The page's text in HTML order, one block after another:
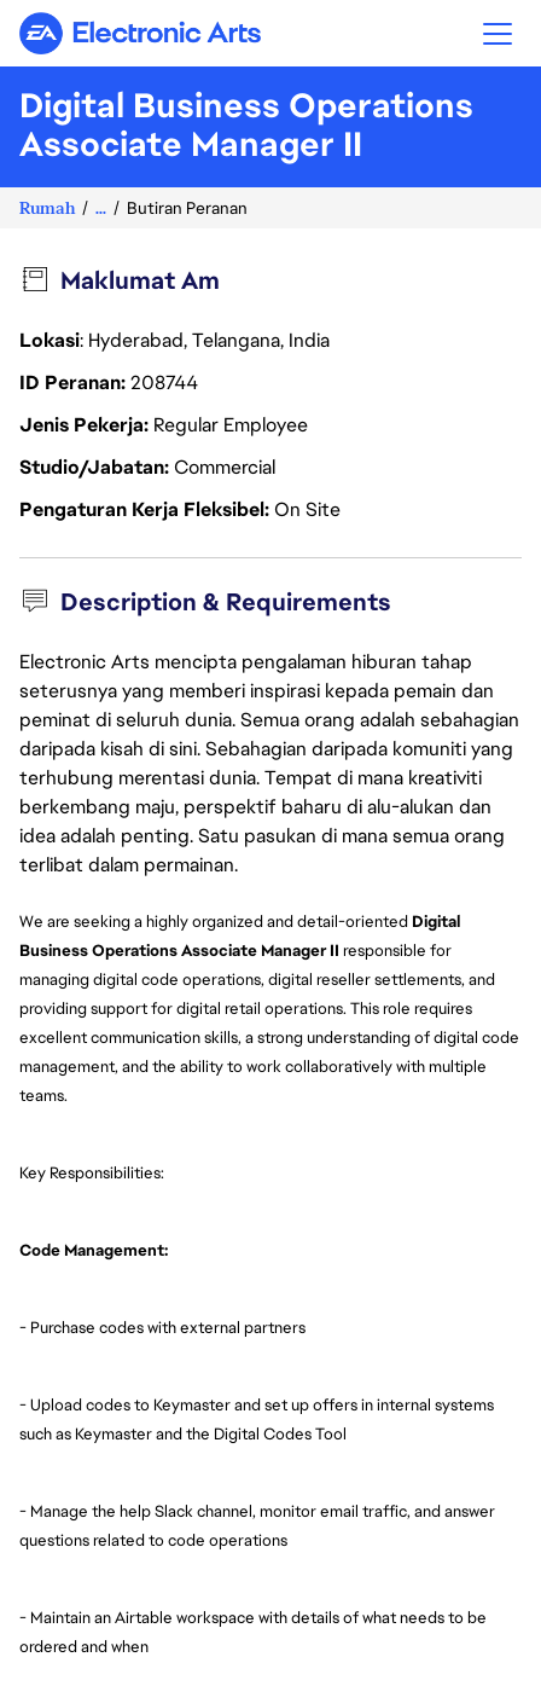
Electronic Arts
Digital Business Operations
Associate Manager II
Rumah ... Butiran Peranan
Maklumat Am
Lokasi: Hyderabad, Telangana, India
ID Peranan208744
Jenis Pekerja Regular Employee
Studio/JabatanCommercial
Pengaturan Kerja FleksibelOn Site
Description & Requirements
Electronic Arts mencipta pengalaman hiburan tahap
seterusnya yang memberi inspirasi kepada pemain dan
peminat di seluruh dunia. Semua orang adalah sebahagian
daripada kisah di sini. Sebahagian daripada komuniti yang
terhubung merentasi dunia. Tempat di mana kreativiti
berkembang maju, perspektif baharu di alu-alukan dan
idea adalah penting. Satu pasukan di mana semua orang
terlibat dalam permainan.
We are seeking a highly organized and detail-oriented Digital
Business Operations Associate Manager II responsible for
managing digital code operations, digital reseller settlements, and
providing support for digital retail operations. This role requires
excellent communication skills, a strong understanding of digital code
management, and the ability to work collaboratively with multiple
teams.
Key Responsibilities:
Code Management:
- Purchase codes with external partners
- Upload codes to Keymaster and set up offers in internal systems
such as Keymaster and the Digital Codes Tool
- Manage the help Slack channel, monitor email traffic, and answer
questions related to code operations
- Maintain an Airtable workspace with details of what needs to be
ordered and when